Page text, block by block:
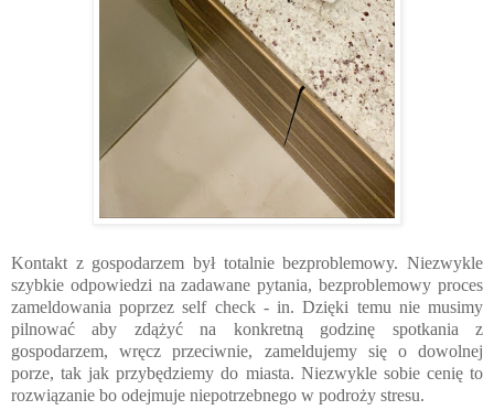
Kontakt z gospodarzem był totalnie bezproblemowy. Niezwykle
szybkie odpowiedzi na zadawane pytania, bezproblemowy proces
zameldowania poprzez self check - in. Dzięki temu nie musimy
pilnować aby zdążyć na konkretną godzinę spotkania z
gospodarzem, wręcz przeciwnie, zameldujemy się o dowolnej
porze, tak jak przybędziemy do miasta. Niezwykle sobie cenię to
rozwiązanie bo odejmuje niepotrzebnego w podroży stresu.